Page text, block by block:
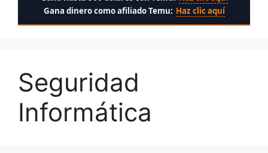
Gana dinero como afiliado Temu: Haz clic aquí
Seguridad
Informática